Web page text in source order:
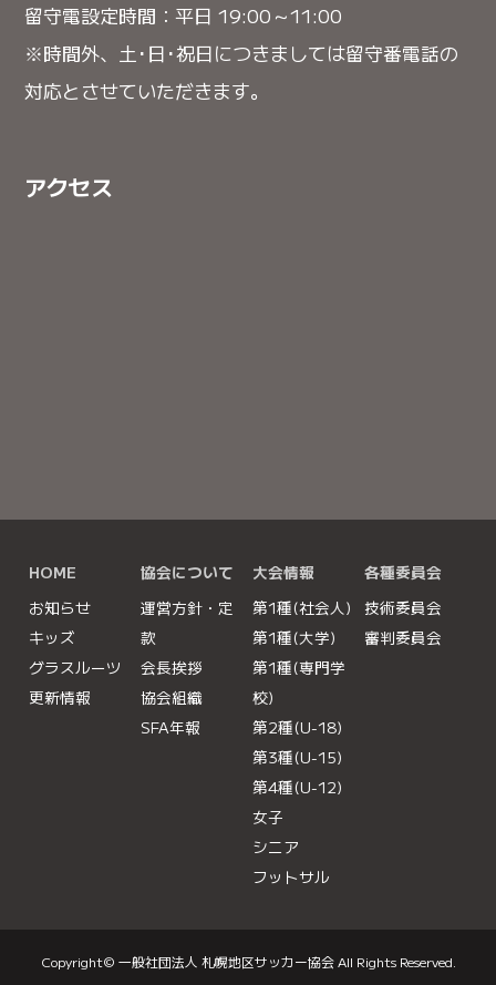
留守電設定時間：平日 19:00～11:00
※時間外、土･日･祝日につきましては留守番電話の
対応とさせていただきます。
アクセス
HOME
お知らせ
キッズ
グラスルーツ
更新情報
協会について
運営方針・定
款
会長挨拶
協会組織
SFA年報
大会情報
第1種(社会人)
第1種(大学)
第1種(専門学
校)
第2種(U-18)
第3種(U-15)
第4種(U-12)
女子
シニア
フットサル
各種委員会
技術委員会
審判委員会
Copyright© 一般社団法人 札幌地区サッカー協会All Rights Reserved.